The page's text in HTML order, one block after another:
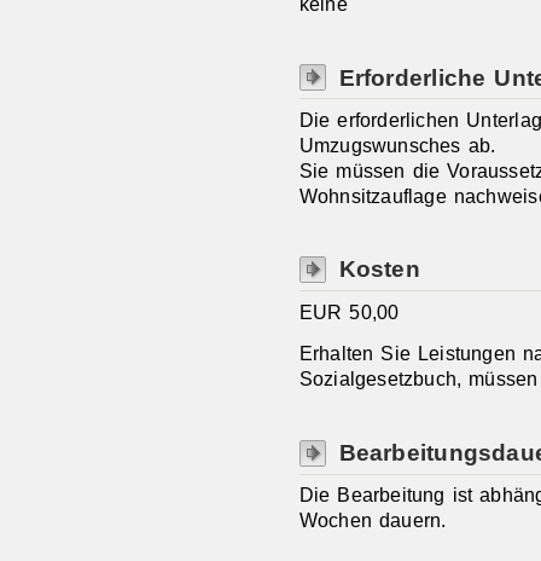
Erforderliche
Die erforderlichen
Umzugswunsches ab.
Sie müssen die
Wohnsitzauflage
Kosten
EUR 50,00
Erhalten Sie Leistungen
Sozialgesetzbuch,
Die Bearbeitung ist
Wochen dauern.